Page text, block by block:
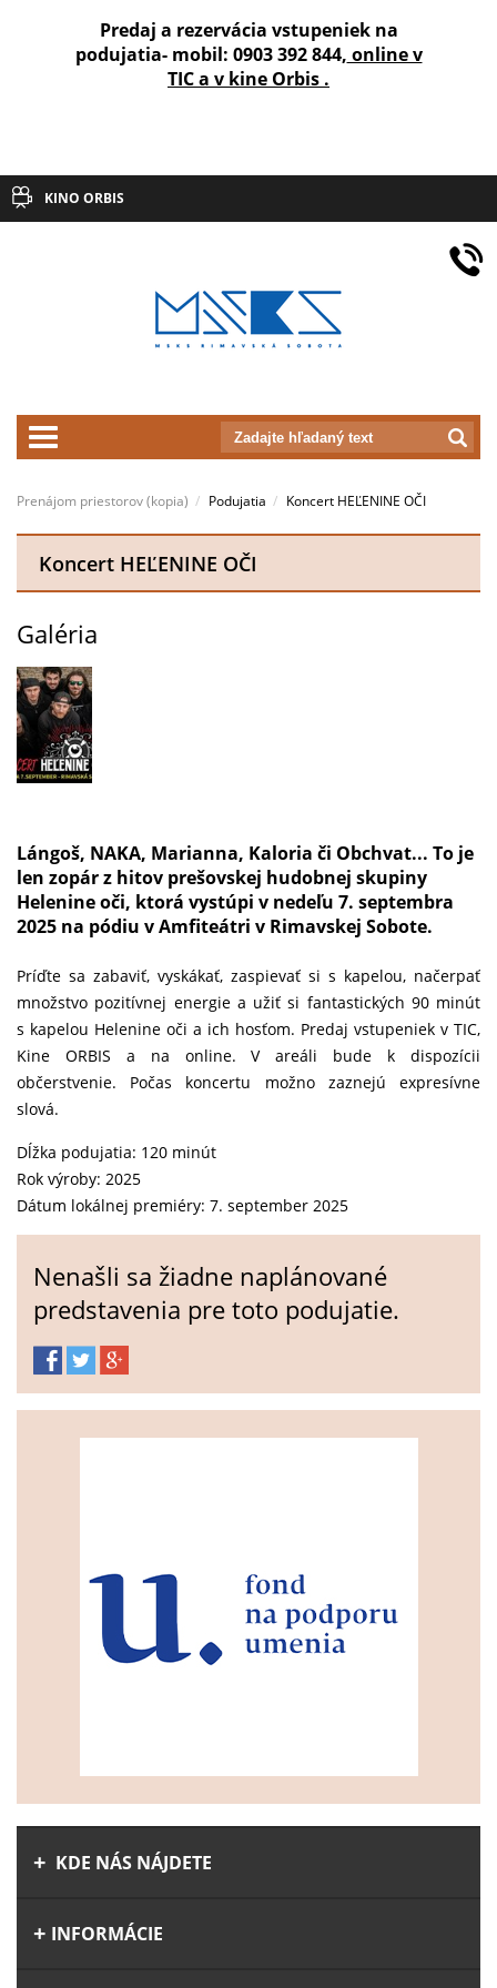
Predaj a rezervácia vstupeniek na
podujatia- mobil: 0903 392 844, online v
TIC a v kine Orbis .
KINO ORBIS
prepnut_navigaciu
Prenájom priestorov (kopia) Podujatia Koncert HEĽENINE OČI
Koncert HEĽENINE OČI
Galéria
Lángoš, NAKA, Marianna, Kaloria či Obchvat... To je
len zopár z hitov prešovskej hudobnej skupiny
Helenine oči, ktorá vystúpi v nedeľu 7. septembra
2025 na pódiu v Amfiteátri v Rimavskej Sobote.
Príďte sa zabaviť, vyskákať, zaspievať si s kapelou, načerpať
množstvo pozitívnej energie a užiť si fantastických 90 minút
s kapelou Helenine oči a ich hosťom. Predaj vstupeniek v TIC,
Kine ORBIS a na online. V areáli bude k dispozícii
občerstvenie. Počas koncertu možno zaznejú expresívne
slová.
Dĺžka podujatia: 120 minút
Rok výroby: 2025
Dátum lokálnej premiéry: 7. september 2025
Nenašli sa žiadne naplánované
predstavenia pre toto podujatie.
KDE NÁS NÁJDETE
INFORMÁCIE